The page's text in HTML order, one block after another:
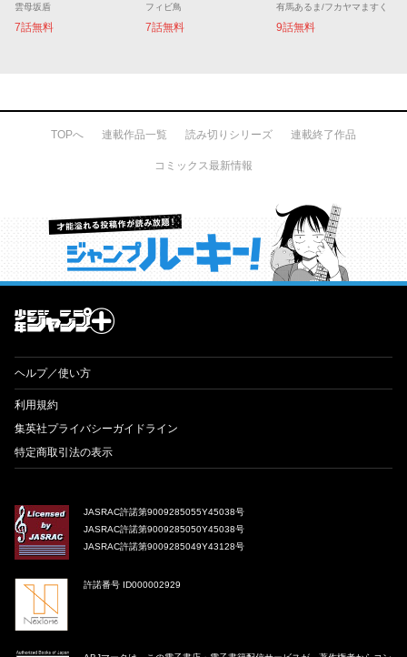
雲母坂盾
7話無料
フィビ鳥
7話無料
有馬あるま/フカヤマますく
9話無料
TOPへ 連載作品一覧 読み切りシリーズ 連載終了作品
コミックス最新情報
才能溢れる投稿作が読み放題！ ジャンプルーキー！
ヘルプ／使い方
利用規約
集英社プライバシーガイドライン
特定商取引法の表示
JASRAC許諾第9009285055Y45038号
JASRAC許諾第9009285050Y45038号
JASRAC許諾第9009285049Y43128号
許諾番号 ID000002929